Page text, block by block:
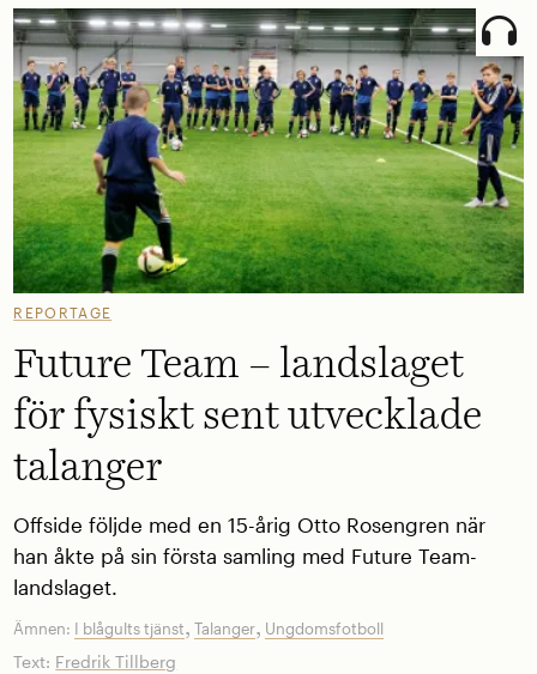
REPORTAGE
Future Team – landslaget
för fysiskt sent utvecklade
talanger
Offside följde med en 15-årig Otto Rosengren när
han åkte på sin första samling med Future Team-
landslaget.
Ämnen: I blågults tjänst,Talanger, Ungdomsfotboll
Text: Fredrik Tillberg